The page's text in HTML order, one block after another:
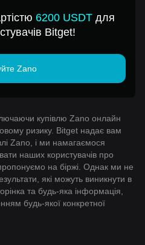
6200 USDT для
Bitget!
Zano
купівлю Zano онлайн
ризику. Bitget надає вам
Zano, і ми намагаємося
наших користувачів про
на біржі. Однак ми не
які можуть виникнути в
та будь-яка інформація,
будь-якої конкретної